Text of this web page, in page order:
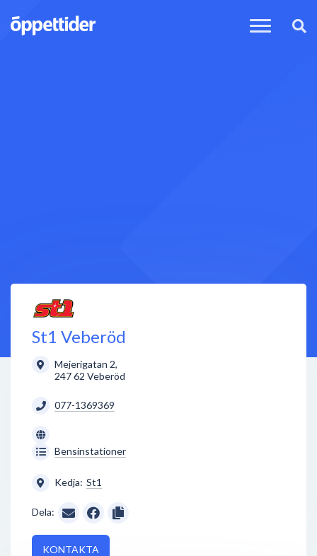
St1 Veberöd
Mejerigatan 2,
247 62 Veberöd
077-1369369
Bensinstationer
Kedja: St1
Dela:
KONTAKTA